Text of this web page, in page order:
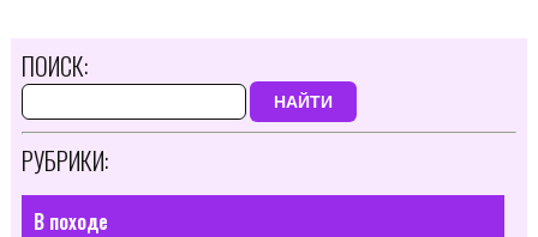
ПОИСК:
НАЙТИ
РУБРИКИ:
В походе